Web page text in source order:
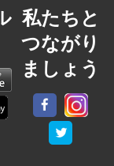
私たちと
つながり
ましょう